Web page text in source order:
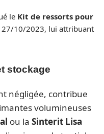
le Kit de ressorts pour
27/10/2023, lui attribuant
stockage
négligée, contribue
volumineuses
ou la Sinterit Lisa